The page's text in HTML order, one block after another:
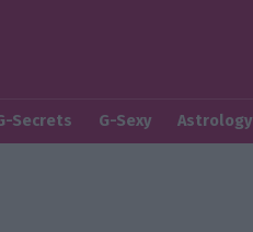
Secrets G-Sexy Astrology